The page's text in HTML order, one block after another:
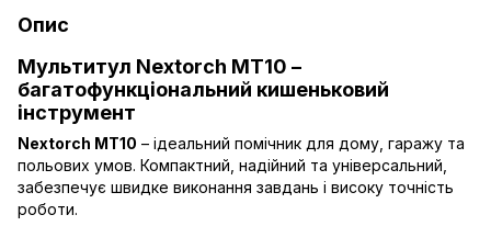
Опис
Мультитул Nextorch MT10 –
багатофункціональний кишеньковий
інструмент
Nextorch MT10 – ідеальний помічник для дому, гаражу та
польових умов. Компактний, надійний та універсальний,
забезпечує швидке виконання завдань і високу точність
роботи.